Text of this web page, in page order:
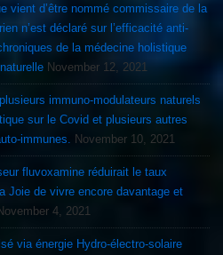
vient d’être nommé commissaire de la
n’est déclaré sur l’efficacité anti-
de la médecine holistique
November 12, 2021
sur le Covid et plusieurs autres
immunes.
November 10, 2021
fluvoxamine réduirait le taux
Joie de vivre encore davantage et
4, 2021
via énergie Hydro-électro-solaire